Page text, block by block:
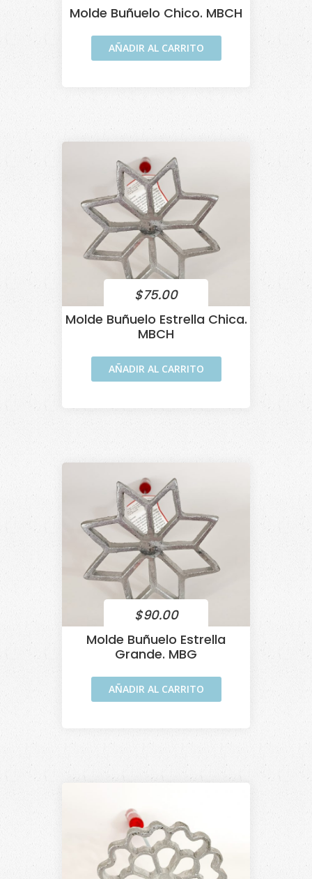
Molde Buñuelo Chico. MBCH
AÑADIR AL CARRITO
$75.00
Molde Buñuelo Estrella Chica.
MBCH
AÑADIR AL CARRITO
$90.00
Molde Buñuelo Estrella
Grande. MBG
AÑADIR AL CARRITO